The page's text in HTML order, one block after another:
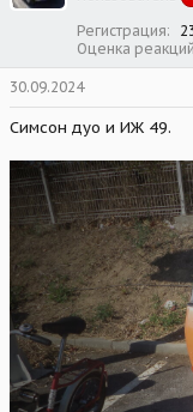
Регистрация
Оценка реакций
30.09.2024
Симсон дуо и ИЖ 49.